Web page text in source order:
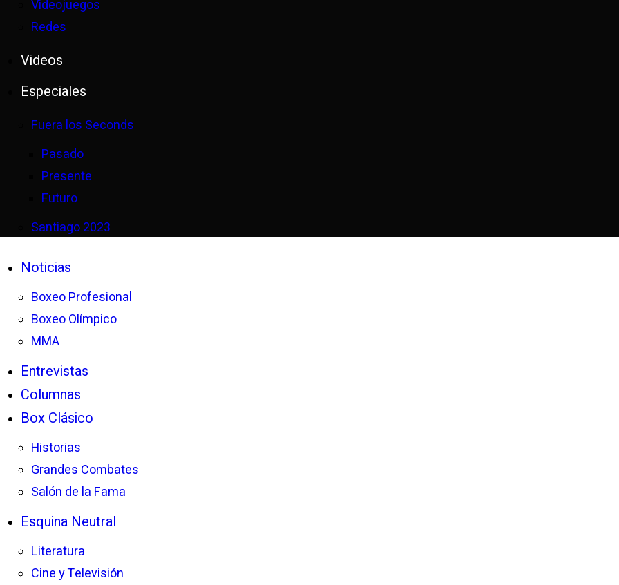
Videojuegos
Redes
Videos
Especiales
Fuera los Seconds
Pasado
Presente
Futuro
Santiago 2023
Noticias
Boxeo Profesional
Boxeo Olímpico
MMA
Entrevistas
Columnas
Box Clásico
Historias
Grandes Combates
Salón de la Fama
Esquina Neutral
Literatura
Cine y Televisión